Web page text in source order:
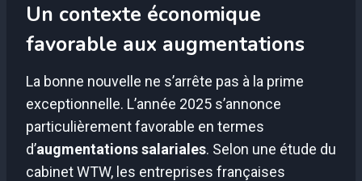
Un contexte économique
favorable aux augmentations
La bonne nouvelle ne s’arrête pas à la prime
exceptionnelle. L’année 2025 s’annonce
particulièrement favorable en termes
d’augmentations salariales. Selon une étude du
cabinet WTW, les entreprises françaises